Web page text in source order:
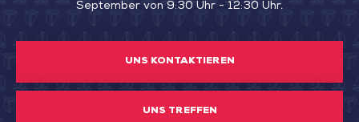
September von 9:30 Uhr - 12:30 Uhr.
UNS KONTAKTIEREN
UNS TREFFEN